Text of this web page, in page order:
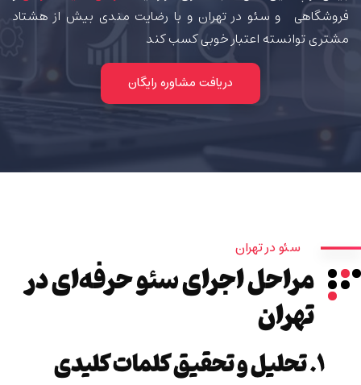
فروشگاهی و سئو در تهران و با رضایت مندی بیش از هشتاد
مشتری توانسته اعتبار خوبی کسب کند
دریافت مشاوره رایگان
سئو در تهران
مراحل اجرای سئو حرفه‌ای در
تهران
۱. تحلیل و تحقیق کلمات کلیدی